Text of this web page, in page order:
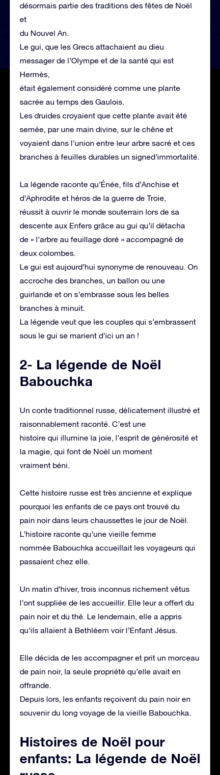
désormais partie des traditions des fêtes de Noël
et
du Nouvel An.
Le gui, que les Grecs attachaient au dieu
messager de l’Olympe et de la santé qui est
Hermès,
était également considéré comme une plante
sacrée au temps des Gaulois.
Les druides croyaient que cette plante avait été
semée, par une main divine, sur le chêne et
voyaient dans l’union entre leur arbre sacré et ces
branches à feuilles durables un signed’immortalité.
La légende raconte qu’Énée, fils d’Anchise et
d’Aphrodite et héros de la guerre de Troie,
réussit à ouvrir le monde souterrain lors de sa
descente aux Enfers grâce au gui qu’il détacha
de « l’arbre au feuillage doré » accompagné de
deux colombes.
Le gui est aujourd’hui synonyme de renouveau. On
accroche des branches, un ballon ou une
guirlande et on s’embrasse sous les belles
branches à minuit.
La légende veut que les couples qui s’embrassent
sous le gui se marient d’ici un an !
2- La légende de Noël
Babouchka
Un conte traditionnel russe, délicatement illustré et
raisonnablement raconté. C’est une
histoire qui illumine la joie, l’esprit de générosité et
la magie, qui font de Noël un moment
vraiment béni.
Cette histoire russe est très ancienne et explique
pourquoi les enfants de ce pays ont trouvé du
pain noir dans leurs chaussettes le jour de Noël.
L’histoire raconte qu’une vieille femme
nommée Babouchka accueillait les voyageurs qui
passaient chez elle.
Un matin d’hiver, trois inconnus richement vêtus
l’ont suppliée de les accueillir. Elle leur a offert du
pain noir et du thé. Le lendemain, elle a appris
qu’ils allaient à Bethléem voir l’Enfant Jésus.
Elle décida de les accompagner et prit un morceau
de pain noir, la seule propriété qu’elle avait en
offrande.
Depuis lors, les enfants reçoivent du pain noir en
souvenir du long voyage de la vieille Babouchka.
Histoires de Noël pour
enfants: La légende de Noël